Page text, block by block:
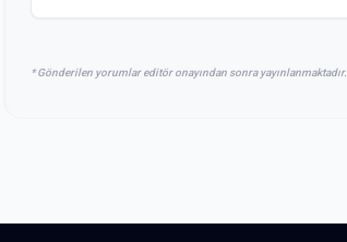
* Gönderilen yorumlar editör onayından sonra yayınlanmaktadır.